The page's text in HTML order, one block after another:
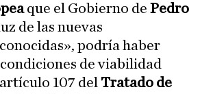
que el Gobierno de Pedro
de las nuevas
podría haber
de viabilidad
107 del Tratado de